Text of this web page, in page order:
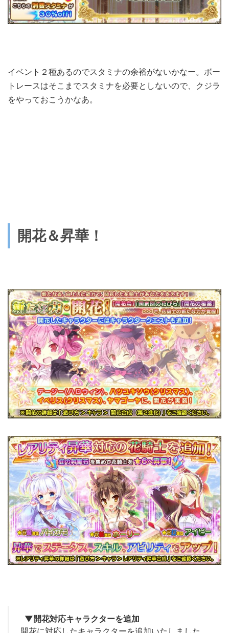
イベント２種あるのでスタミナの余裕がないかなー。ボー
トレースはそこまでスタミナを必要としないので、クジラ
をやっておこうかなあ。
開花＆昇華！
▼開花対応キャラクターを追加
開花に対応したキャラクターを追加いたしました。